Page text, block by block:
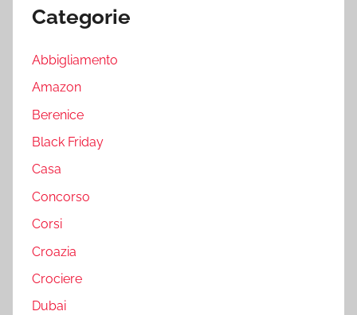
Categorie
Abbigliamento
Amazon
Berenice
Black Friday
Casa
Concorso
Corsi
Croazia
Crociere
Dubai